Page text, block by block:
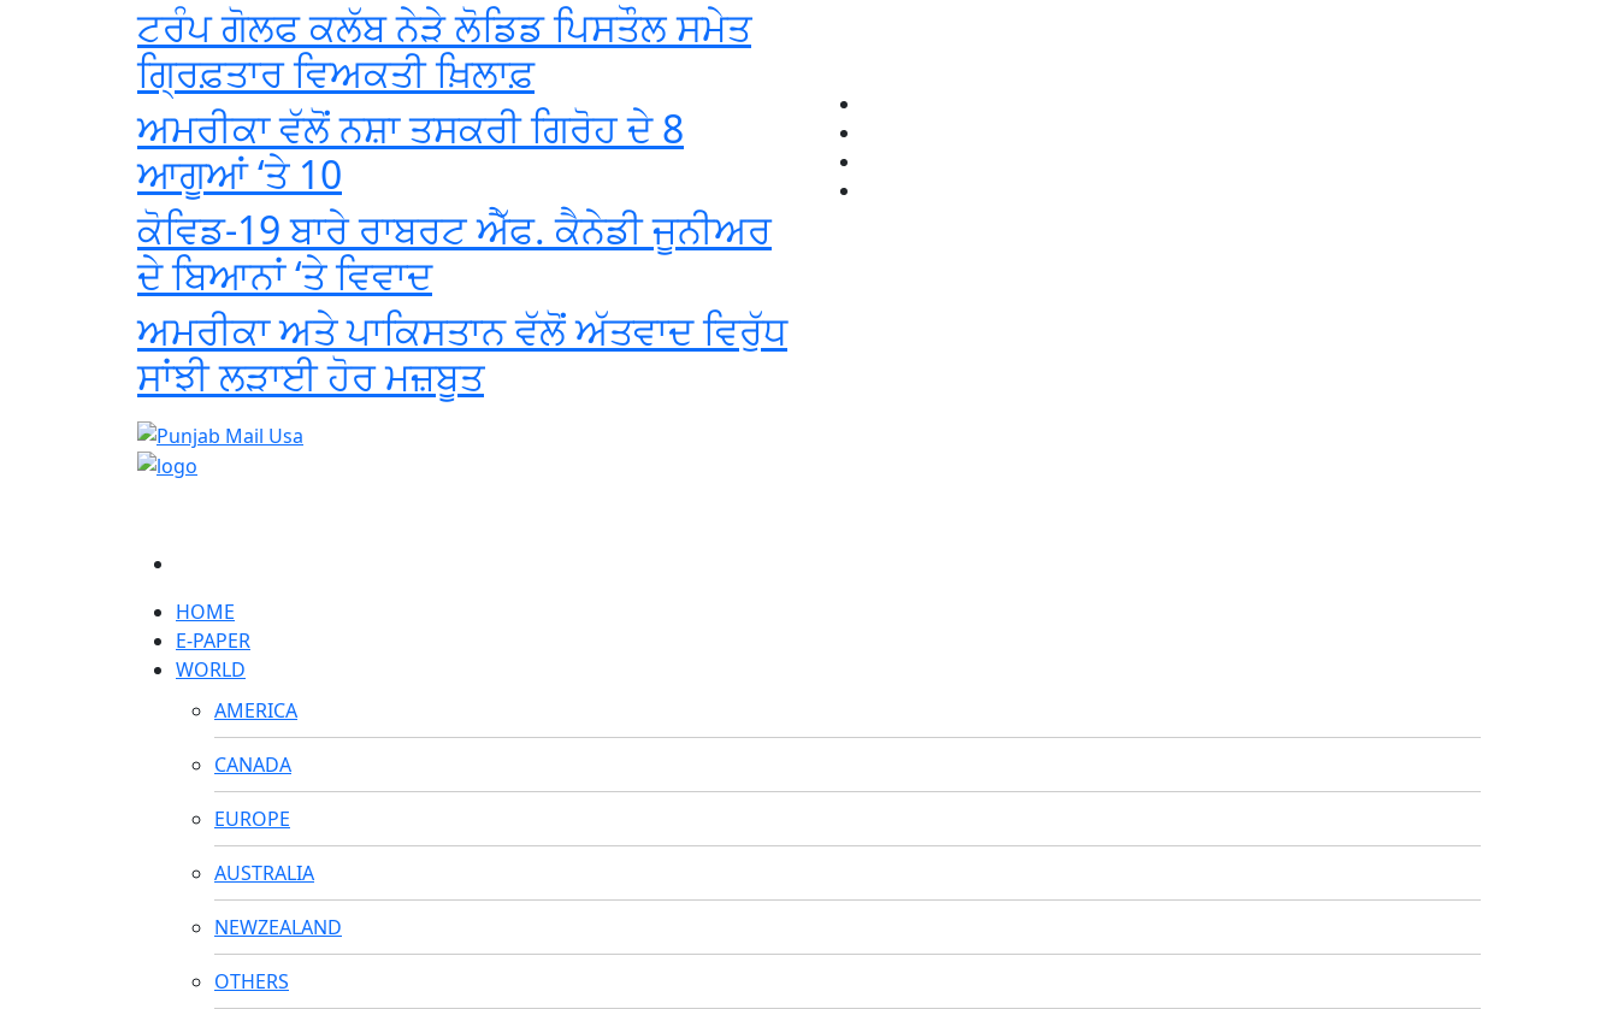
ਟਰੰਪ ਗੋਲਫ ਕਲੱਬ ਨੇੜੇ ਲੋਡਿਡ ਪਿਸਤੌਲ ਸਮੇਤ
ਗ੍ਰਿਫ਼ਤਾਰ ਵਿਅਕਤੀ ਖ਼ਿਲਾਫ਼
ਅਮਰੀਕਾ ਵੱਲੋਂ ਨਸ਼ਾ ਤਸਕਰੀ ਗਿਰੋਹ ਦੇ 8
ਆਗੂਆਂ ‘ਤੇ 10
ਕੋਵਿਡ-19 ਬਾਰੇ ਰਾਬਰਟ ਐੱਫ. ਕੈਨੇਡੀ ਜੂਨੀਅਰ
ਦੇ ਬਿਆਨਾਂ ‘ਤੇ ਵਿਵਾਦ
ਅਮਰੀਕਾ ਅਤੇ ਪਾਕਿਸਤਾਨ ਵੱਲੋਂ ਅੱਤਵਾਦ ਵਿਰੁੱਧ
ਸਾਂਝੀ ਲੜਾਈ ਹੋਰ ਮਜ਼ਬੂਤ
HOME
E-PAPER
WORLD
AMERICA
CANADA
EUROPE
AUSTRALIA
NEWZEALAND
OTHERS